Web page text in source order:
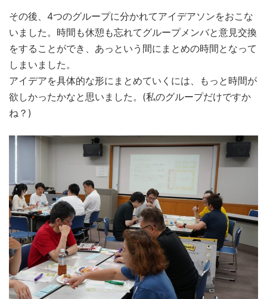
その後、4つのグループに分かれてアイデアソンをおこな
いました。時間も休憩も忘れてグループメンバと意見交換
をすることができ、あっという間にまとめの時間となって
しまいました。
アイデアを具体的な形にまとめていくには、もっと時間が
欲しかったかなと思いました。(私のグループだけですか
ね？)